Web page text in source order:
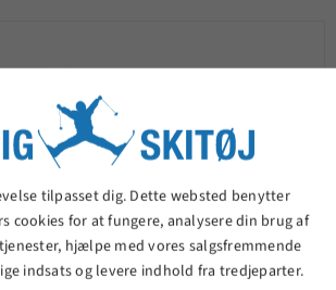
tilpasset dig. Dette websted benytter
cookies for at fungere, analysere din brug af
hjælpe med vores salgsfremmende
indsats og levere indhold fra tredjeparter.